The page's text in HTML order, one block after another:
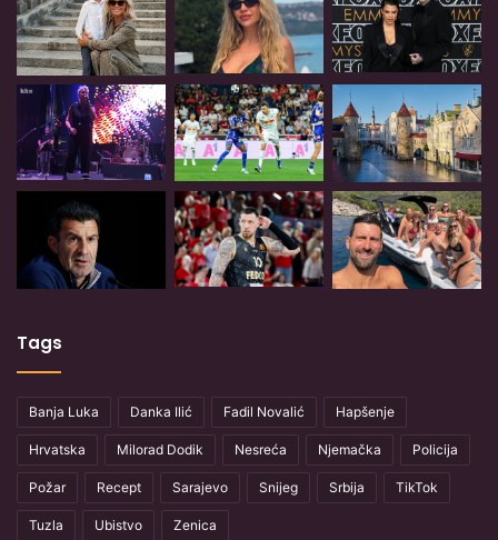
Tags
Banja Luka Danka Ilić Fadil Novalić Hapšenje
Hrvatska Milorad Dodik Nesreća Njemačka Policija
Požar Recept Sarajevo Snijeg Srbija TikTok
Tuzla Ubistvo Zenica